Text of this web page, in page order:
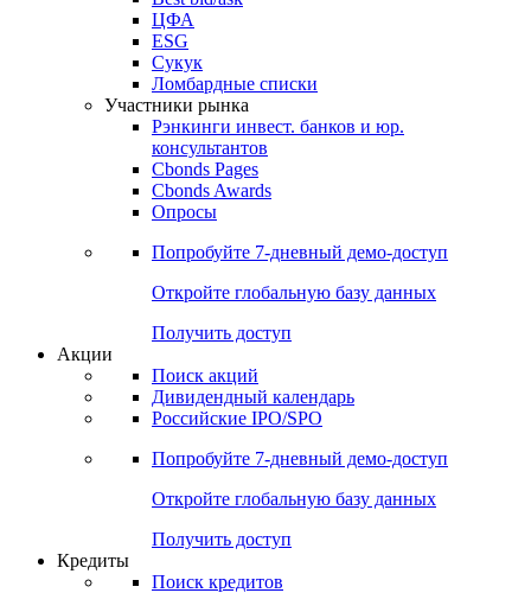
ЦФА
ESG
Сукук
Ломбардные списки
Участники рынка
Рэнкинги инвест. банков и юр.
консультантов
Cbonds Pages
Cbonds Awards
Опросы
Попробуйте 7-дневный демо-доступ
Откройте глобальную базу данных
Получить доступ
Акции
Поиск акций
Дивидендный календарь
Российские IPO/SPO
Попробуйте 7-дневный демо-доступ
Откройте глобальную базу данных
Получить доступ
Кредиты
Поиск кредитов